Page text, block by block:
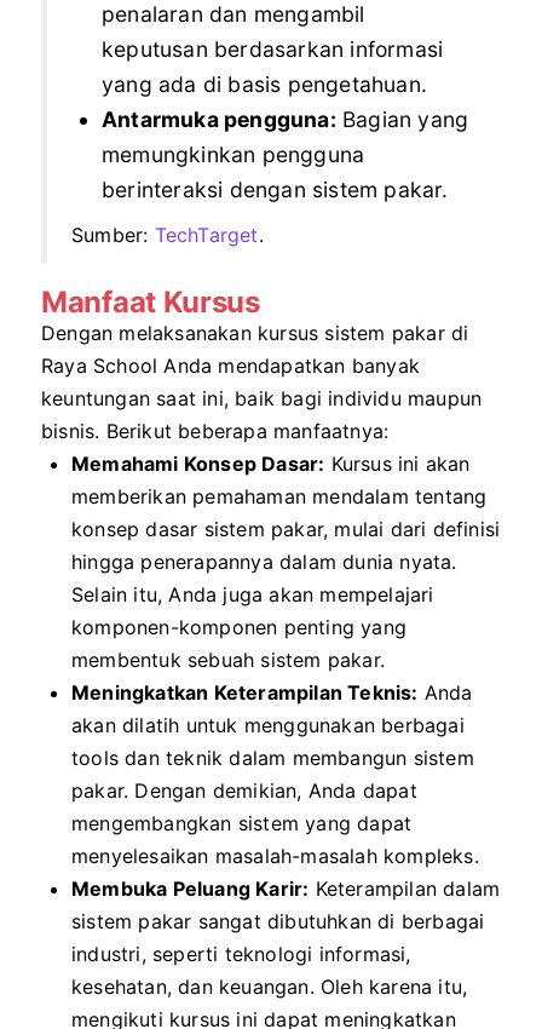
penalaran dan mengambil
keputusan berdasarkan informasi
yang ada di basis pengetahuan.
Antarmuka pengguna: Bagian yang
memungkinkan pengguna
berinteraksi dengan sistem pakar.
Sumber: TechTarget.
Manfaat Kursus
Dengan melaksanakan kursus sistem pakar di
Raya School Anda mendapatkan banyak
keuntungan saat ini, baik bagi individu maupun
bisnis. Berikut beberapa manfaatnya:
Memahami Konsep Dasar: Kursus ini akan
memberikan pemahaman mendalam tentang
konsep dasar sistem pakar, mulai dari definisi
hingga penerapannya dalam dunia nyata.
Selain itu, Anda juga akan mempelajari
komponen-komponen penting yang
membentuk sebuah sistem pakar.
Meningkatkan Keterampilan Teknis: Anda
akan dilatih untuk menggunakan berbagai
tools dan teknik dalam membangun sistem
pakar. Dengan demikian, Anda dapat
mengembangkan sistem yang dapat
menyelesaikan masalah-masalah kompleks.
Membuka Peluang Karir: Keterampilan dalam
sistem pakar sangat dibutuhkan di berbagai
industri, seperti teknologi informasi,
kesehatan, dan keuangan. Oleh karena itu,
mengikuti kursus ini dapat meningkatkan